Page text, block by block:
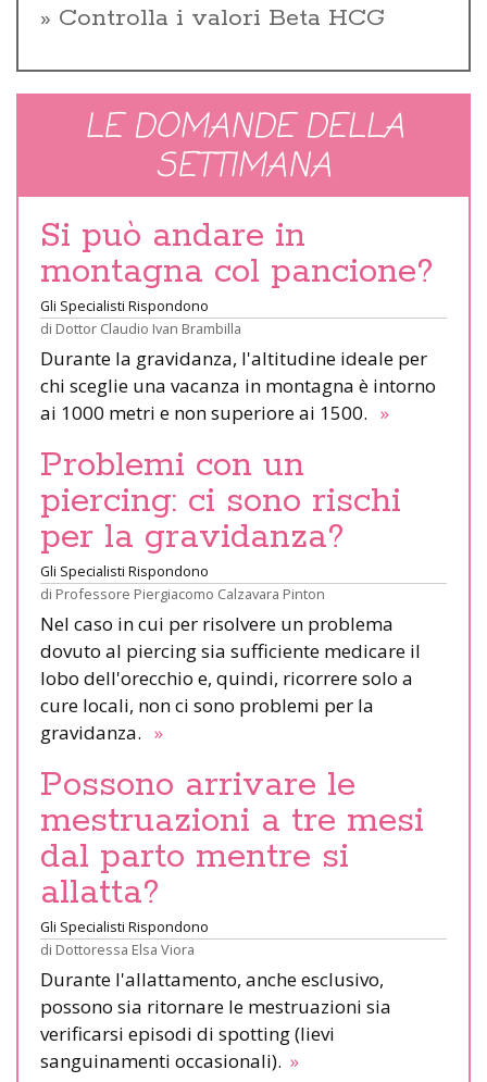
Controlla i valori Beta HCG
LE DOMANDE DELLA
SETTIMANA
Si può andare in
montagna col pancione?
Gli Specialisti Rispondono
di Dottor Claudio Ivan Brambilla
Durante la gravidanza, l'altitudine ideale per
chi sceglie una vacanza in montagna è intorno
ai 1000 metri e non superiore ai 1500. »
Problemi con un
piercing: ci sono rischi
per la gravidanza?
Gli Specialisti Rispondono
di Professore Piergiacomo Calzavara Pinton
Nel caso in cui per risolvere un problema
dovuto al piercing sia sufficiente medicare il
lobo dell'orecchio e, quindi, ricorrere solo a
cure locali, non ci sono problemi per la
gravidanza. »
Possono arrivare le
mestruazioni a tre mesi
dal parto mentre si
allatta?
Gli Specialisti Rispondono
di Dottoressa Elsa Viora
Durante l'allattamento, anche esclusivo,
possono sia ritornare le mestruazioni sia
verificarsi episodi di spotting (lievi
sanguinamenti occasionali). »